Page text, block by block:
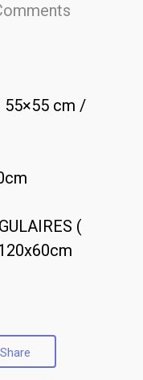
55×55 cm /
(
Share